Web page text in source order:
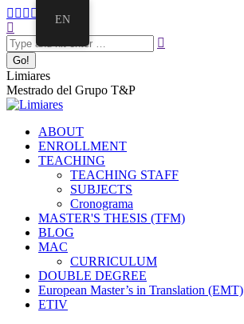
Skip
to
content
Facebook
opens
in
new
window
Twitter
opens
in
new
window
Mail
opens
in
new
window
Instagram
page
in
window
Linkedin
page
in
window
Search:
Limiares
Mestrado del Grupo T&P
ABOUT
ENROLLMENT
TEACHING
TEACHING STAFF
SUBJECTS
Cronograma
MASTER'S THESIS (TFM)
BLOG
MAC
CURRICULUM
DOUBLE DEGREE
European Master’s in Translation (EMT)
ETIV
EN